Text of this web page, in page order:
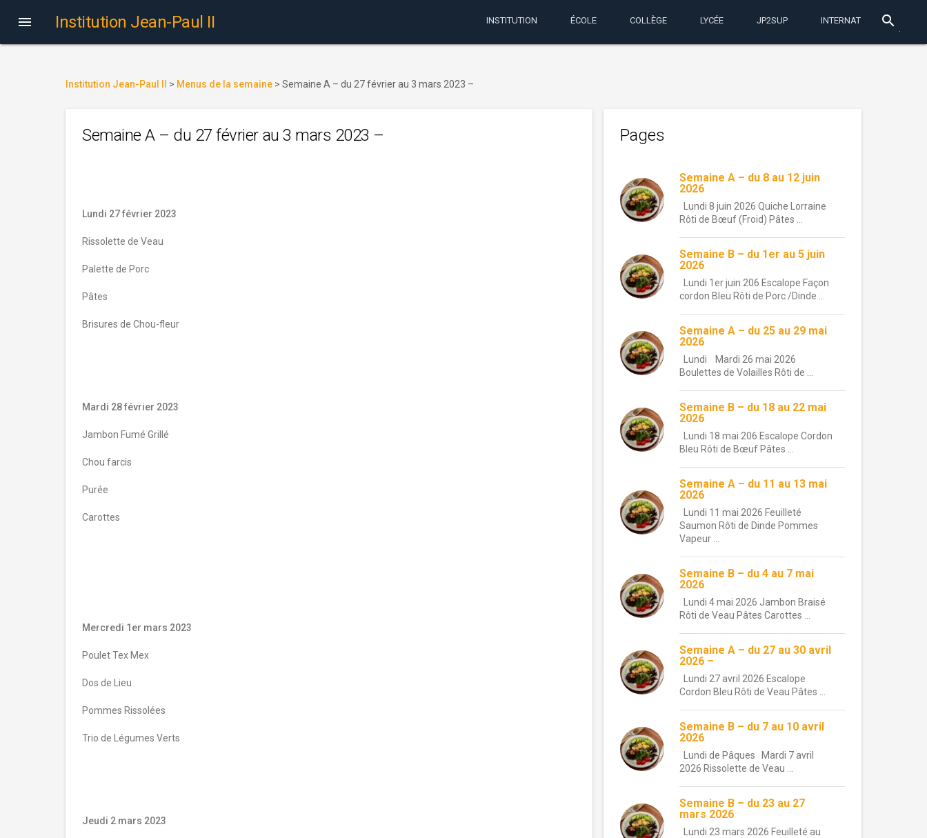
 Institution Jean-Paul II INSTITUTION ÉCOLE COLLÈGE LYCÉE JP2SUP INTERNAT search
Institution Jean-Paul II > Menus de la semaine > Semaine A – du 27 février au 3 mars 2023 –
Semaine A – du 27 février au 3 mars 2023 –
Lundi 27 février 2023
Rissolette de Veau
Palette de Porc
Pâtes
Brisures de Chou-fleur
Mardi 28 février 2023
Jambon Fumé Grillé
Chou farcis
Purée
Carottes
Mercredi 1er mars 2023
Poulet Tex Mex
Dos de Lieu
Pommes Rissolées
Trio de Légumes Verts
Jeudi 2 mars 2023
Pages
Semaine A – du 8 au 12 juin
2026
Lundi 8 juin 2026 Quiche Lorraine
Rôti de Bœuf (Froid) Pâtes ...
Semaine B – du 1er au 5 juin
2026
Lundi 1er juin 206 Escalope Façon
cordon Bleu Rôti de Porc /Dinde ...
Semaine A – du 25 au 29 mai
2026
Lundi Mardi 26 mai 2026
Boulettes de Volailles Rôti de ...
Semaine B – du 18 au 22 mai
2026
Lundi 18 mai 206 Escalope Cordon
Bleu Rôti de Bœuf Pâtes ...
Semaine A – du 11 au 13 mai
2026
Lundi 11 mai 2026 Feuilleté
Saumon Rôti de Dinde Pommes
Vapeur ...
Semaine B – du 4 au 7 mai
2026
Lundi 4 mai 2026 Jambon Braisé
Rôti de Veau Pâtes Carottes ...
Semaine A – du 27 au 30 avril
2026 –
Lundi 27 avril 2026 Escalope
Cordon Bleu Rôti de Veau Pâtes ...
Semaine B – du 7 au 10 avril
2026
Lundi de Pâques Mardi 7 avril
2026 Rissolette de Veau ...
Semaine B – du 23 au 27
mars 2026
Lundi 23 mars 2026 Feuilleté au